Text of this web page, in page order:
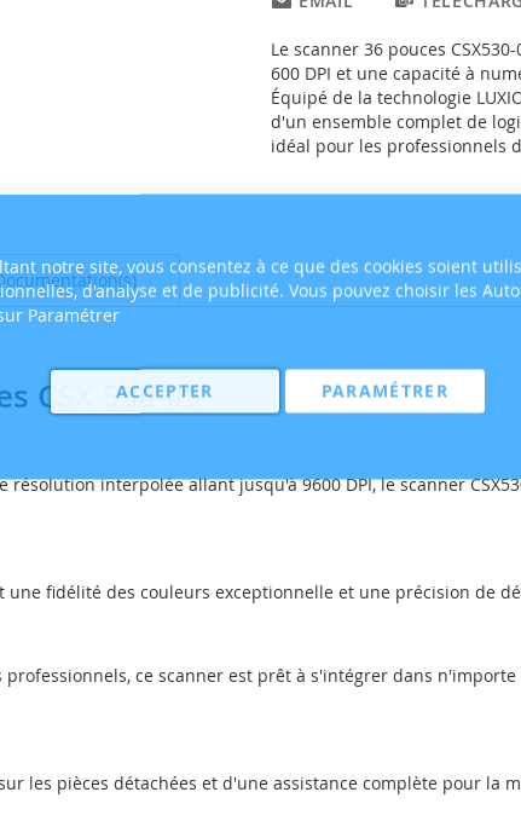
notre site, vous consentez à ce que des cookies soient
d'analyse et de publicité. Vous pouvez choisir les
Paramétrer
ACCEPTER PARAMÉTRER
Le scanner 36 pouces
600 DPI et une capacité à
Équipé de la technologie
d'un ensemble complet de
idéal pour les professionnels
CSX 530-09
interpolée allant jusqu'à 9600 DPI, le scanner
une fidélité des couleurs exceptionnelle et une précision de
professionnels, ce scanner est prêt à s'intégrer dans
les pièces détachées et d'une assistance complète pour la